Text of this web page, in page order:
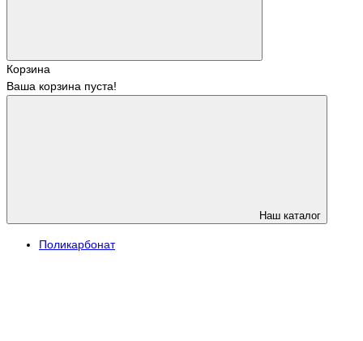
Корзина
Ваша корзина пуста!
Наш каталог
Поликарбонат